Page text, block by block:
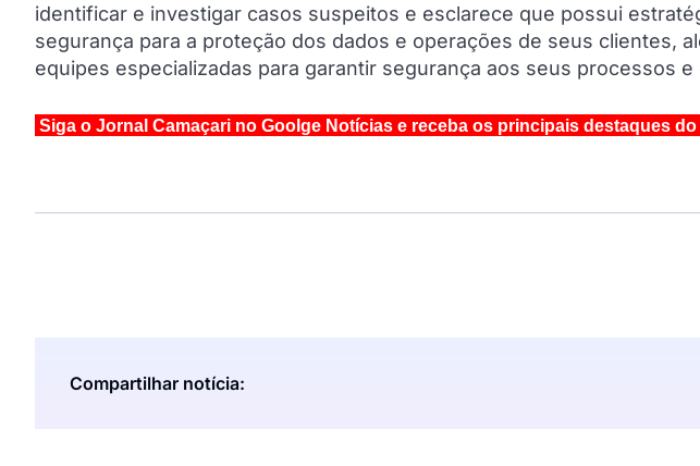
identificar e investigar casos suspeitos e esclarece que possui
segurança para a proteção dos dados e operações de seus clientes,
equipes especializadas para garantir segurança aos seus processos e
Siga o Jornal Camaçari no Goolge Notícias e receba os principais destaques
Compartilhar notícia: